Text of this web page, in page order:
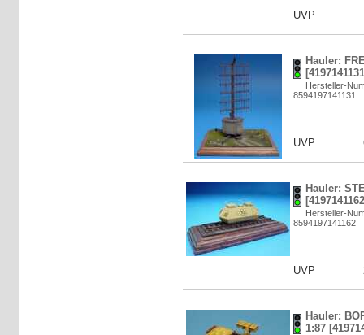
UVP
Hauler:
Hersteller-
8594197141131
UVP
Hauler:
Hersteller-
8594197141162
UVP
Hauler:
1:87